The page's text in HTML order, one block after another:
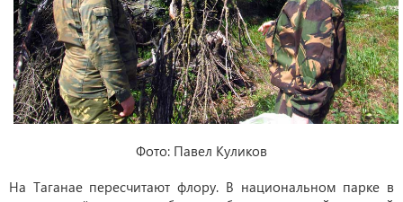
Фото: Павел Куликов
На Таганае пересчитают флору. В национальном парке в